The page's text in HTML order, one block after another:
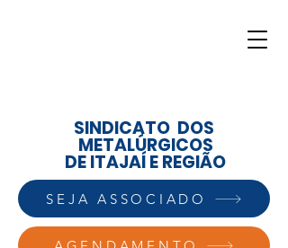
SINDICATO DOS
METALÚRGICOS
DE ITAJAÍ E REGIÃO
SEJA ASSOCIADO